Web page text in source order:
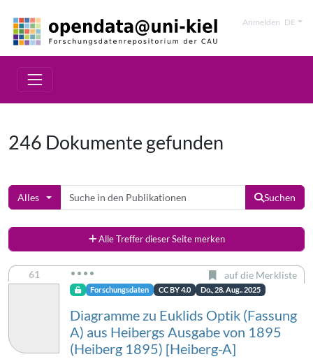
Anmelden DE
246 Dokumente gefunden
Alles Suchen
Alle Treffer dieser Seite merken
61 auf die Merkliste
Forschungsdaten CC BY 4.0 Do., 28. Aug.. 2025
Diagramme zu Euklids Optik (Fassung
A) aus Heibergs Ausgabe von 1895
(Heiberg 1895) [Heiberg-A]